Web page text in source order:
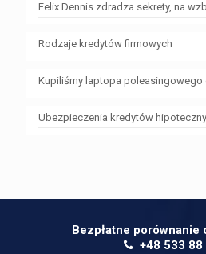
Felix Dennis zdradza sekrety, na
Rodzaje kredytów firmowych
Kupiliśmy laptopa poleasingowego
Ubezpieczenia kredytów
Bezpłatne
+48 533 88